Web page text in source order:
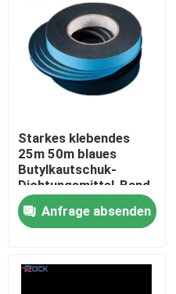
Starkes klebendes
25m 50m blaues
Butylkautschuk-
Dichtungsmittel-Band
für Aluminiumlenker
Anfrage absenden